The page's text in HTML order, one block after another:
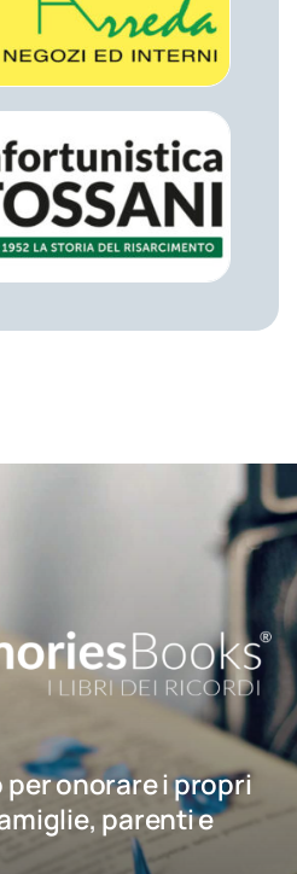
per onorare i propri
parenti e